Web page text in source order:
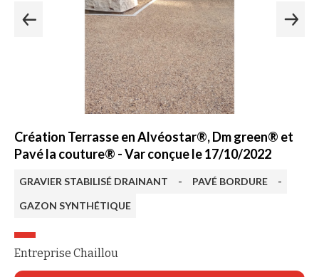
Création Terrasse en Alvéostar®, Dm green® et
Pavé la couture® - Var conçue le 17/10/2022
GRAVIER STABILISÉ DRAINANT - PAVÉ BORDURE
-
GAZON SYNTHÉTIQUE
Entreprise Chaillou